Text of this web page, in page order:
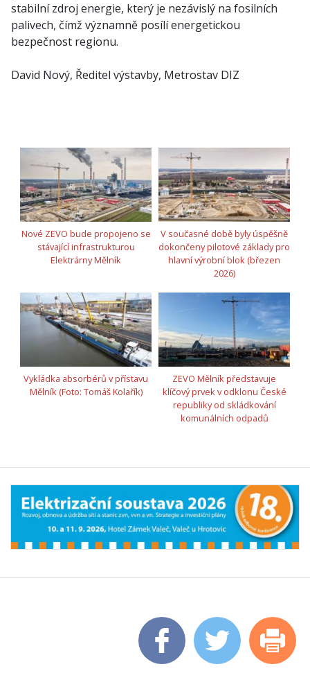
stabilní zdroj energie, který je nezávislý na fosilních
palivech, čímž významně posílí energetickou
bezpečnost regionu.
David Nový, Ředitel výstavby, Metrostav DIZ
Nové ZEVO bude propojeno se
stávající infrastrukturou
Elektrárny Mělník
V současné době byly úspěšně
dokončeny pilotové zákla­dy pro
hlavní výrobní blok (březen
2026)
Vykládka absorbérů v přístavu
Mělník (Foto: Tomáš Kolařík)
ZEVO Mělník představuje
klíčový prvek v odklonu České
republiky od skládkování
komunálních odpadů